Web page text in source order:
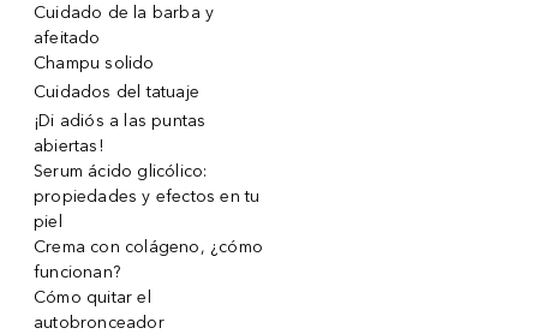
Cuidado de la barba y
afeitado
Champu solido
Cuidados del tatuaje
¡Di adiós a las puntas
abiertas!
Serum ácido glicólico:
propiedades y efectos en tu
piel
Crema con colágeno, ¿cómo
funcionan?
Cómo quitar el
autobronceador